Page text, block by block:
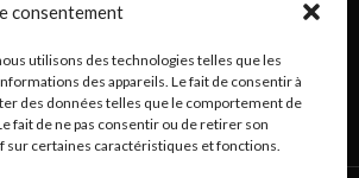
consentement
utilisons des technologies telles que les
des appareils. Le fait de consentir à
des données telles que le comportement de
fait de ne pas consentir ou de retirer son
sur certaines caractéristiques et fonctions.
légales
et remboursements
de confidentialité
site